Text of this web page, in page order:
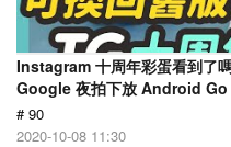
Instagram 十周年彩蛋看到了
Google 夜拍下放 Android Go
# 90
2020-10-08 11:30